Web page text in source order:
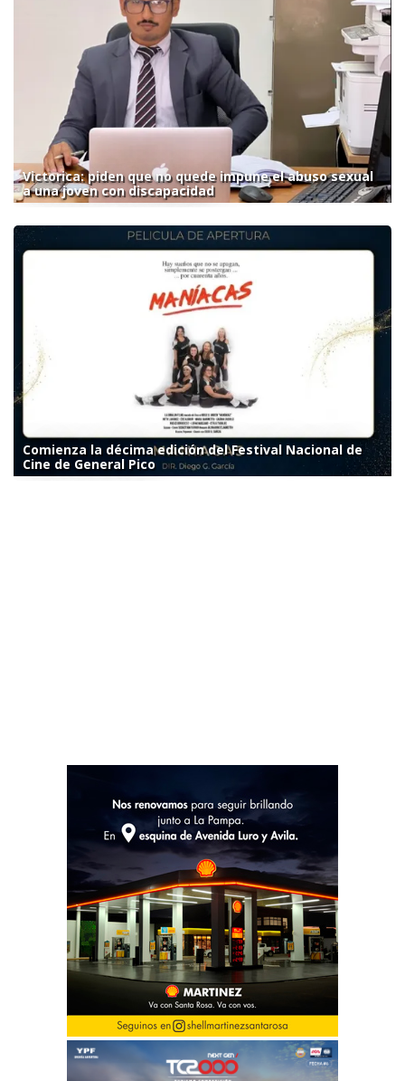
Victorica: piden que no quede impune el abuso sexual
a una joven con discapacidad
Comienza la décima edición del Festival Nacional de
Cine de General Pico